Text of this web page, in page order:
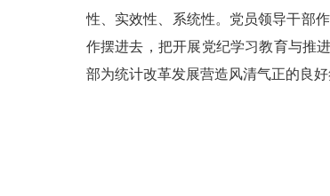
性、实效性、系统性。党员领导干部
作摆进去，把开展党纪学习教育与推
部为统计改革发展营造风清气正的良好